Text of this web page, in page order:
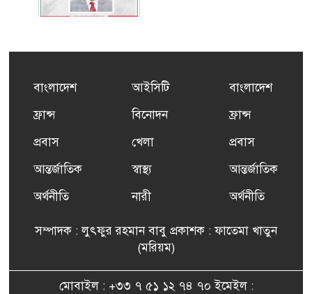
৫
এর সম্পূর্ণ বিনামূল্যের সুশি
ফ্রান্সসহ ইউরোপীয় দেশসমূহে
দাবদাহ: কারণ, প্রভাব ও করণীয়
ফ্রান্সে সংবর্ধিত হলেন যুক্তরাজ্য
বিএনপি’র আহ্বায়ক কমিটির
সাংবাদিকতায় কৃতিত্বের পুরস্কার
বাংলাদেশ
ফ্রান্স
প্রবাস
আন্তর্জাতিক
অর্থনীতি
আইসিটি
বিনোদন
খেলা
স্বাস্থ্য
নারী
বাংলাদেশ
ফ্রান্স
প্রবাস
আন্তর্জাতিক
অর্থনীতি
সম্পাদক : লুৎফুর রহমান বাবু প্রকাশক : ফাতেমা খাতুন
(মরিয়ম)
মোবাইল : +৩৩ ৭ ৫১ ১২ ৭৪ ৭০ ইমেইল :